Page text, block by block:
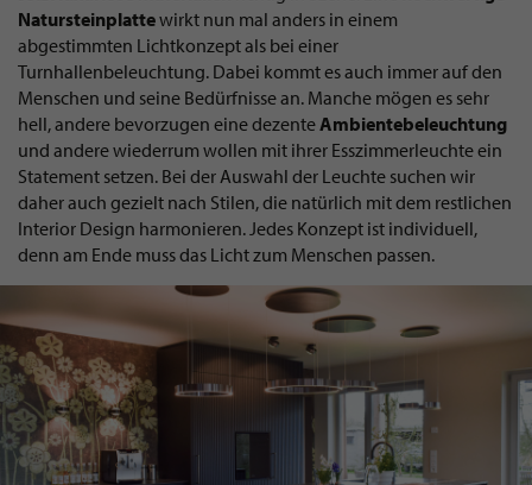
Natursteinplattewirkt nun mal anders in einem
abgestimmten Lichtkonzept als bei einer
Turnhallenbeleuchtung. Dabei kommt es auch immer auf den
Menschen und seine Bedürfnisse an. Manche mögen es sehr
hell, andere bevorzugen eine dezenteAmbientebeleuchtung
und andere wiederrum wollen mit ihrer Esszimmerleuchte ein
Statement setzen. Bei der Auswahl der Leuchte suchen wir
daher auch gezielt nach Stilen, die natürlich mit dem restlichen
Interior Design harmonieren. Jedes Konzept ist individuell,
denn am Ende muss das Licht zum Menschen passen.